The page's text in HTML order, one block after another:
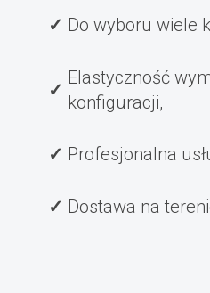
Do wyboru wiele
Elastyczność
konfiguracji,
Profesjonalna
Dostawa na